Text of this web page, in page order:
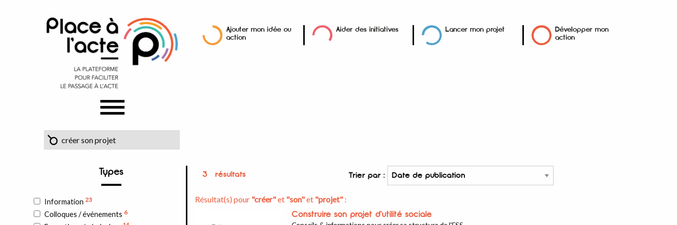
Ajouter mon idée ou
action
Aider des initiatives Lancer mon projet
Développer mon
action
Types
Information 23
Colloques / événements 6
3 résultats Trier par :
Résultat(s) pour "créer"et "son"et "projet" :
Construire son projet d'utilité sociale